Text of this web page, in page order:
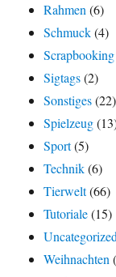
Rahmen(6)
Schmuck(4)
Scrapbooking
Sigtags(2)
Sonstiges(22)
Spielzeug
Sport(5)
Technik(6)
Tierwelt(66)
Tutoriale(15)
Weihnachten